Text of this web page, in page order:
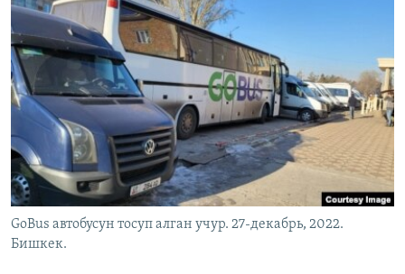
ДАНИСТЕ
ЭЖЕ-СИҢДИЛЕР
ЫҢГАЙСЫЗ СУРООЛОР
ОНЛАЙН ШЕРИНЕ
ЭЕ/АРнун бардык сайттары
GoBus автобусун тосуп алган учур. 27-декабрь, 2022.
Бишкек.